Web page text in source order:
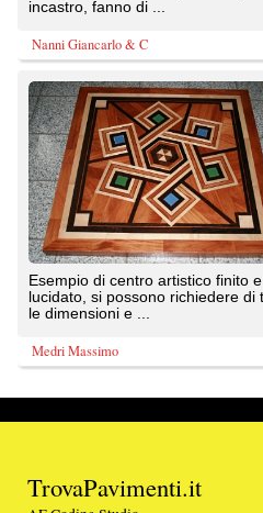
lucidato, si possono richiedere di tutte
le dimensioni e ...
Medri Massimo
TrovaPavimenti.it
AF Coding Studio
via A. Diaz, 1
20087 Robecco sul Naviglio (MI)
P.iva 03980840965